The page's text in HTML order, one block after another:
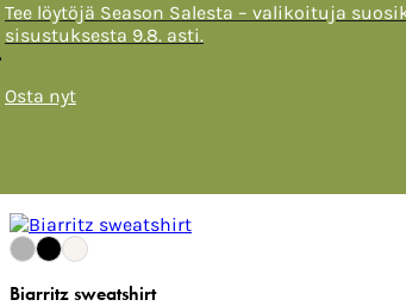
Tee löytöjä Season Salesta – valikoituja
sisustuksesta 9.8. asti.
Osta nyt
Biarritz sweatshirt